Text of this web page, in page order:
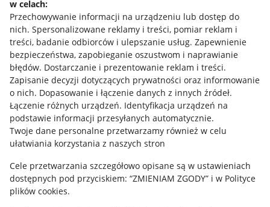
w celach:
Przechowywanie informacji na urządzeniu lub dostęp do
nich. Spersonalizowane reklamy i treści, pomiar reklam i
treści, badanie odbiorców i ulepszanie usług. Zapewnienie
bezpieczeństwa, zapobieganie oszustwom i naprawianie
błędów. Dostarczanie i prezentowanie reklam i treści.
Zapisanie decyzji dotyczących prywatności oraz informowanie
o nich. Dopasowanie i łączenie danych z innych źródeł.
Łączenie różnych urządzeń. Identyfikacja urządzeń na
podstawie informacji przesyłanych automatycznie.
Twoje dane personalne przetwarzamy również w celu
ułatwiania korzystania z naszych stron
Cele przetwarzania szczegółowo opisane są w ustawieniach
dostępnych pod przyciskiem: “ZMIENIAM ZGODY” i w Polityce
plików cookies.
Allegro Gadane dla sprzedających
Allegro Gadane dla kupujących
Mapa miejscowości
Informacje prawne
Regulamin
Polityka plików "cookies"
Ustawienia plików "cookies"
Udostępnianie lokalizacji
Informacje dla Aktu o Usługach Cyfrowych